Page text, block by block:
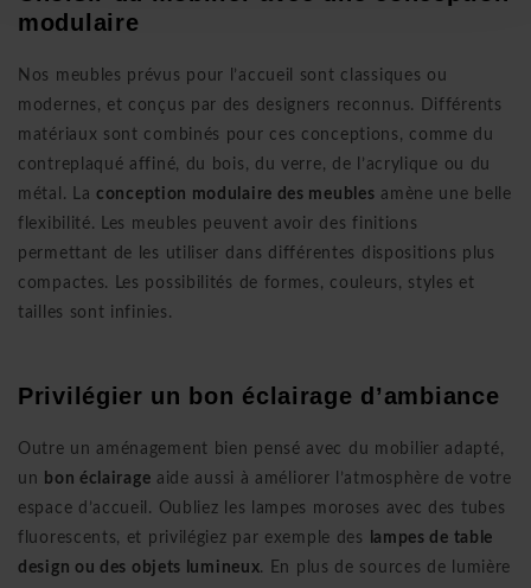
modulaire
Nos meubles prévus pour l’accueil sont classiques ou
modernes, et conçus par des designers reconnus. Différents
matériaux sont combinés pour ces conceptions, comme du
contreplaqué affiné, du bois, du verre, de l’acrylique ou du
métal. La conception modulaire des meubles amène une belle
flexibilité. Les meubles peuvent avoir des finitions
permettant de les utiliser dans différentes dispositions plus
compactes. Les possibilités de formes, couleurs, styles et
tailles sont infinies.
Privilégier un bon éclairage d’ambiance
Outre un aménagement bien pensé avec du mobilier adapté,
un bon éclairage aide aussi à améliorer l’atmosphère de votre
espace d’accueil. Oubliez les lampes moroses avec des tubes
fluorescents, et privilégiez par exemple des
lampes de table
design ou des objets lumineux. En plus de sources de lumière